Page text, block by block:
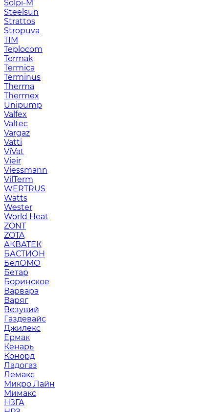
Solpi-M
Steelsun
Strattos
Stropuva
TIM
Teplocom
Termak
Termica
Terminus
Therma
Thermex
Unipump
Valfex
Valtec
Vargaz
Vatti
ViVat
Vieir
Viessmann
VilTerm
WERTRUS
Watts
Wester
World Heat
ZONT
ZOTA
АКВАТЕК
БАСТИОН
БелОМО
Бетар
Боринское
Варвара
Варяг
Везувий
Газдевайс
Джилекс
Ермак
Кенарь
Конорд
Ладогаз
Лемакс
Микро Лайн
Мимакс
НЗГА